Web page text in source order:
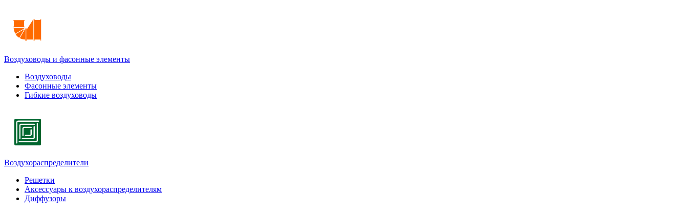
Воздуховоды и фасонные элементы
Воздуховоды
Фасонные элементы
Гибкие воздуховоды
Воздухораспределители
Решетки
Аксессуары к воздухораспределителям
Диффузоры